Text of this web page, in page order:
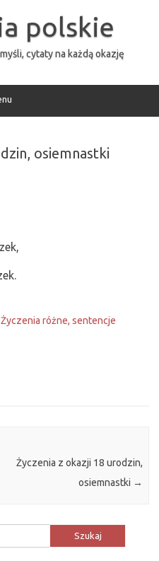
polskie
cytaty na każdą okazję
osiemnastki
Życzenia różne, sentencje
Życzenia z okazji 18 urodzin,
osiemnastki →